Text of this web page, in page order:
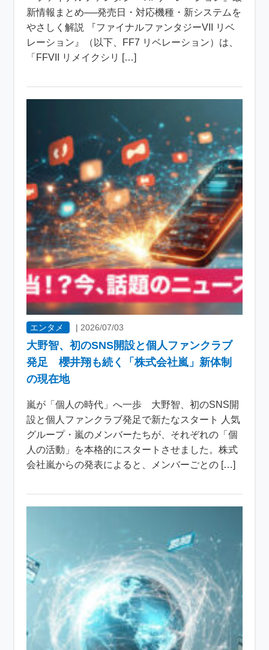
新情報まとめ──発売日・対応機種・新システムを
やさしく解説 『ファイナルファンタジーVII リベ
レーション』（以下、FF7 リベレーション）は、
「FFVII リメイクシリ […]
エンタメ |2026/07/03
大野智、初のSNS開設と個人ファンクラブ
発足 櫻井翔も続く「株式会社嵐」新体制
の現在地
嵐が「個人の時代」へ一歩 大野智、初のSNS開
設と個人ファンクラブ発足で新たなスタート 人気
グループ・嵐のメンバーたちが、それぞれの「個
人の活動」を本格的にスタートさせました。株式
会社嵐からの発表によると、メンバーごとの […]